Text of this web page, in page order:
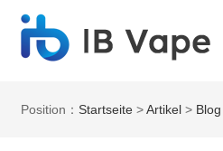
Position： Startseite >Artikel > Blog